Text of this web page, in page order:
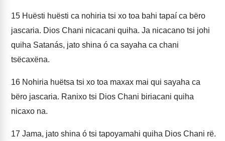
15 Huësti huësti ca nohiria tsi xo toa bahi tapaí ca bëro
jascaria. Dios Chani nicacani quiha. Ja nicacano tsi johi
quiha Satanás, jato shina ó ca sayaha ca chani
tsëcaxëna.
16 Nohiria huëtsa tsi xo toa maxax mai qui sayaha ca
bëro jascaria. Ranixo tsi Dios Chani biriacani quiha
nicaxo na.
17 Jama, jato shina ó tsi tapoyamahi quiha Dios Chani rë.